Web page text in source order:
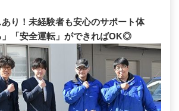
り！未経験者も安心のサポート体
」「安全運転」ができればOK◎